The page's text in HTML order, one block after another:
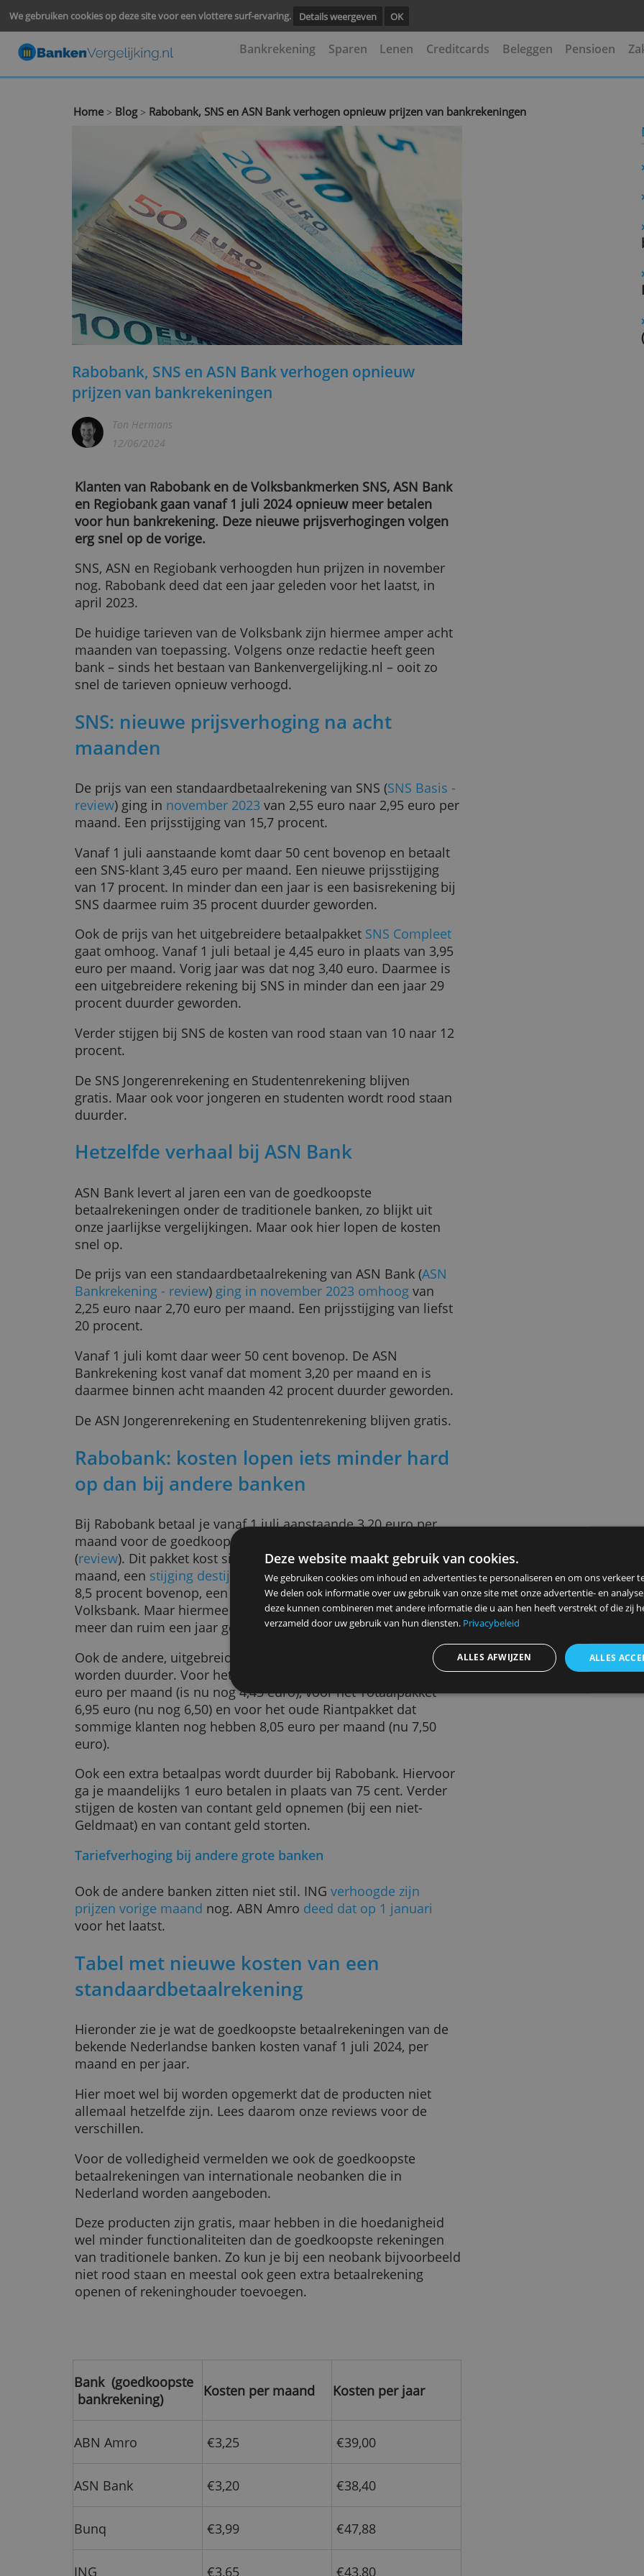
We gebruiken cookies op deze site voor een vlottere surf-ervaring. Details weergeven
Bankrekening Sparen Lenen Creditcards Beleggen
Rabobank, SNS en ASN Bank verhogen opnieuw prijzen van bankrekeningen
Rabobank, SNS en ASN Bank verhogen opnieuw
prijzen van bankrekeningen
Ton Hermans
12/06/2024
Klanten van Rabobank en de Volksbankmerken SNS, ASN Bank
en Regiobank gaan vanaf 1 juli 2024 opnieuw meer betalen
voor hun bankrekening. Deze nieuwe prijsverhogingen volgen
erg snel op de vorige.
SNS, ASN en Regiobank verhoogden hun prijzen in november
nog. Rabobank deed dat een jaar geleden voor het laatst, in
april 2023.
De huidige tarieven van de Volksbank zijn hiermee amper acht
maanden van toepassing. Volgens onze redactie heeft geen
bank – sinds het bestaan van Bankenvergelijking.nl – ooit zo
SNS: nieuwe prijsverhoging na acht
maanden
De prijs van een standaardbetaalrekening van SNS ( SNS Basis -
review) ging in november 2023van 2,55 euro naar 2,95 euro per
maand. Een prijsstijging van 15,7 procent.
Vanaf 1 juli aanstaande komt daar 50 cent bovenop en betaalt
een SNS-klant 3,45 euro per maand. Een nieuwe prijsstijging
van 17 procent. In minder dan een jaar is een basisrekening bij
SNS daarmee ruim 35 procent duurder geworden.
Ook de prijs van het uitgebreidere betaalpakket
gaat omhoog. Vanaf 1 juli betaal je 4,45 euro in plaats van 3,95
euro per maand. Vorig jaar was dat nog 3,40 euro. Daarmee is
een uitgebreidere rekening bij SNS in minder dan een jaar 29
procent duurder geworden.
procent.
De SNS Jongerenrekening en Studentenrekening blijven
gratis. Maar ook voor jongeren en studenten wordt rood staan
duurder.
Hetzelfde verhaal bij ASN Bank
ASN Bank levert al jaren een van de goedkoopste
betaalrekeningen onder de traditionele banken, zo blijkt uit
onze jaarlijkse vergelijkingen. Maar ook hier lopen de kosten
snel op.
De prijs van een standaardbetaalrekening van ASN Bank (
Bankrekening - review )ging in november 2023 omhoog
2,25 euro naar 2,70 euro per maand. Een prijsstijging van liefst
Vanaf 1 juli komt daar weer 50 cent bovenop. De ASN
Bankrekening kost vanaf dat moment 3,20 per maand en is
daarmee binnen acht maanden 42 procent duurder geworden.
De ASN Jongerenrekening en Studentenrekening blijven gratis.
Rabobank: kosten lopen iets minder hard
op dan bij andere banken
Bij Rabobank betaal je vanaf 1 juli aanstaande 3,20 euro per
maand voor de goedkoopste rekening, het Rabo Directpakket
(review). Dit pakket kost sinds april vorig jaar 2,95 euro per
maand, eenstijging destijdsvan liefst 31 procent. Daar komt nu
8,5 procent bovenop, een veel beperktere stijging dan die bij de
Volksbank. Maar hiermee kost het Directpakket toch 42 procent
meer dan ruim een jaar geleden.
Ook de andere, uitgebreidere betaalpakketten van Rabobank
worden duurder. Voor het Basispakket betaal je vanaf 1 juli 4,95
euro per maand (is nu nog 4,45 euro), voor het Totaalpakket
sommige klanten nog hebben 8,05 euro per maand (nu 7,50
euro).
ga je maandelijks 1 euro betalen in plaats van 75 cent. Verder
stijgen de kosten van contant geld opnemen (bij een niet-
Geldmaat) en van contant geld storten.
Tariefverhoging bij andere grote banken
Ook de andere banken zitten niet stil. ING
prijzen vorige maandnog. ABN Amrodeed dat op 1 januari
voor het laatst.
Tabel met nieuwe kosten van een
standaardbetaalrekening
Hieronder zie je wat de goedkoopste betaalrekeningen van de
Hier moet wel bij worden opgemerkt dat de producten niet
allemaal hetzelfde zijn. Lees daarom onze reviews voor de
Voor de volledigheid vermelden we ook de goedkoopste
Nederland worden aangeboden.
Deze producten zijn gratis, maar hebben in die hoedanigheid
van traditionele banken. Zo kun je bij een neobank bijvoorbeeld
Deze website maakt gebruik van cookies.
We gebruiken cookies om inhoud en advertenties te personaliseren en
We delen ook informatie over uw gebruik van onze site met onze
deze kunnen combineren met andere informatie die u aan hen heeft